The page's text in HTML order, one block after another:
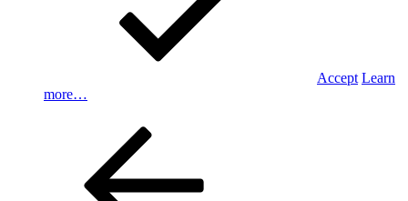
Accept Learn
more…